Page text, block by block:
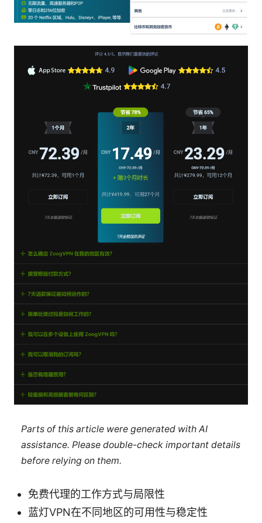
Parts of this article were generated with AI
assistance. Please double-check important details
before relying on them.
免费代理的工作方式与局限性
蓝灯VPN在不同地区的可用性与稳定性